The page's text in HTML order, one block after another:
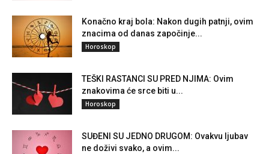
Konačno kraj bola: Nakon dugih patnji, ovim
znacima od danas započinje...
Horoskop
TEŠKI RASTANCI SU PRED NJIMA: Ovim
znakovima će srce biti u...
Horoskop
SUĐENI SU JEDNO DRUGOM: Ovakvu ljubav
ne doživi svako, a ovim...